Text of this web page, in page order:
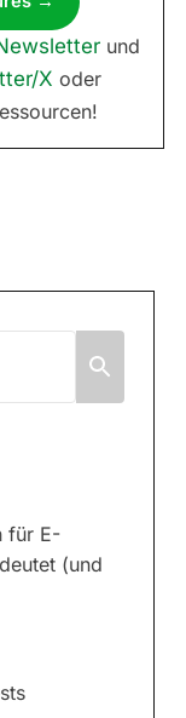
und
X oder
für E-
(und